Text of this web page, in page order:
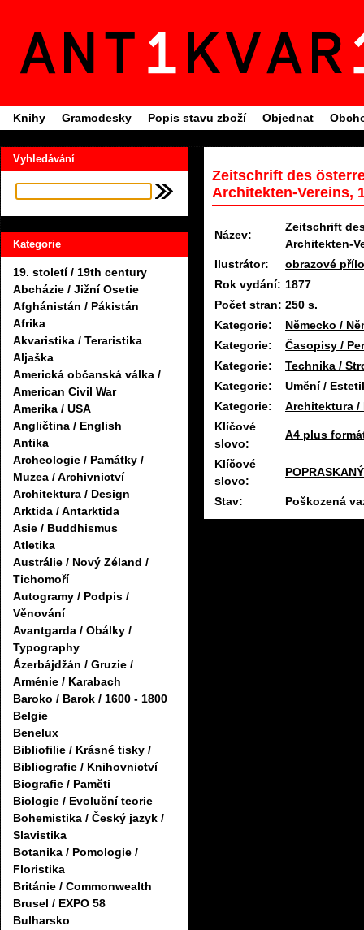
Knihy Gramodesky Popis stavu zboží Objednat
Vyhledávání
Kategorie
19. století / 19th century
Abcházie / Jižní Osetie
Afghánistán / Pákistán
Afrika
Akvaristika / Teraristika
Aljaška
Americká občanská válka /
American Civil War
Amerika / USA
Angličtina / English
Antika
Archeologie / Památky /
Muzea / Archivnictví
Architektura / Design
Arktida / Antarktida
Asie / Buddhismus
Atletika
Austrálie / Nový Zéland /
Tichomoří
Autogramy / Podpis /
Věnování
Avantgarda / Obálky /
Typography
Ázerbájdžán / Gruzie /
Arménie / Karabach
Baroko / Barok / 1600 - 1800
Belgie
Benelux
Bibliofilie / Krásné tisky /
Bibliografie / Knihovnictví
Biografie / Paměti
Biologie / Evoluční teorie
Bohemistika / Český jazyk /
Slavistika
Botanika / Pomologie /
Floristika
Británie / Commonwealth
Brusel / EXPO 58
Bulharsko
Zeitschrift des
Architekten-Vereins,
Název:
Zeitschrift
Architekten-
Ilustrátor:
obrazové
Rok vydání: 1877
Počet stran: 250 s.
Kategorie:
Německo /
Kategorie:
Časopisy /
Kategorie:
Technika /
Kategorie:
Umění /
Kategorie:
Architektura /
Klíčové
slovo:
A4 plus
Klíčové
slovo:
Stav: Poškozená